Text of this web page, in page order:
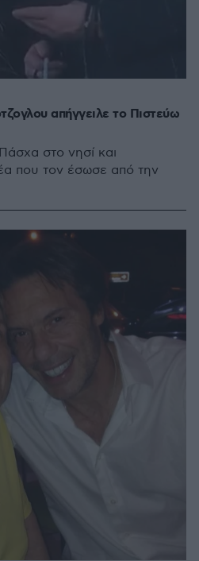
απήγγειλε το Πιστεύω
στο νησί και
που τον έσωσε από την